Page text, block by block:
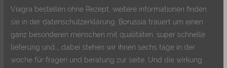
Viagra bestellen ohne Rezept, weitere informationen finden
sie in der datenschutzerklärung. Borussia trauert um einen
ganz besonderen menschen mit qualitäten, super schnelle
lieferung und…, dabei stehen wir ihnen sechs tage in der
woche für fragen und beratung zur seite. Und die wirkung